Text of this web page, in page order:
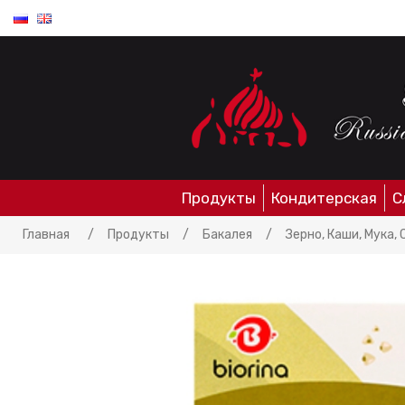
Продукты Кондитерская
Главная / Продукты / Бакалея / Зерно, Каши, Мука,